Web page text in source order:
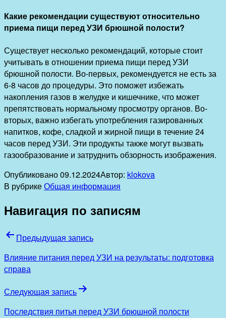
Какие рекомендации существуют относительно
приема пищи перед УЗИ брюшной полости?
Существует несколько рекомендаций, которые стоит
учитывать в отношении приема пищи перед УЗИ
брюшной полости. Во-первых, рекомендуется не есть за
6-8 часов до процедуры. Это поможет избежать
накопления газов в желудке и кишечнике, что может
препятствовать нормальному просмотру органов. Во-
вторых, важно избегать употребления газированных
напитков, кофе, сладкой и жирной пищи в течение 24
часов перед УЗИ. Эти продукты также могут вызвать
газообразование и затруднить обзорность изображения.
Опубликовано09.12.2024Автор: klokova
В рубрикеОбщая информация
Навигация по записям
Предыдущая запись
Влияние питания перед УЗИ на результаты: подготовка
справа
Следующая запись
Последствия питья перед УЗИ брюшной полости